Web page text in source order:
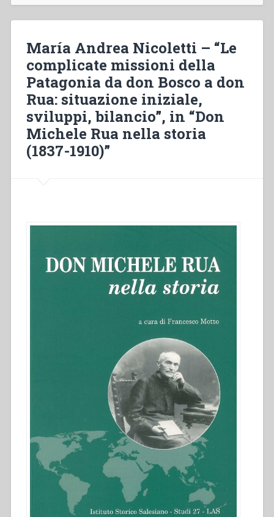
Apostolico
delle
terre
magellaniche
mons.
Giuseppe
Fagnano
(1887-
1916)”
María Andrea Nicoletti – “Le
complicate missioni della
Patagonia da don Bosco a don
Rua: situazione iniziale,
sviluppi, bilancio”, in “Don
Michele Rua nella storia
(1837-1910)”